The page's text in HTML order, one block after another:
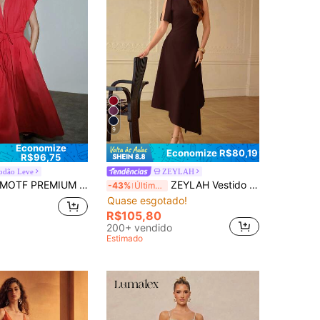
Economize
R$96,75
Leve
PREMIUM VESTIDO DE ALGODÃO 100% SÓLIDO COM DECOTE EM V, CASUAL URBANO E PARA ENCONTROS, PRIMAVERA/VERÃO
9
Economize R$80,19
ZEYLAH
-43% Últimos 3 dias
ZEYLAH Vestido de Ombro Único com Bainha Assimétrica Primavera/Verão
Quase esgotado!
R$105,80
200+ vendido
Estimado